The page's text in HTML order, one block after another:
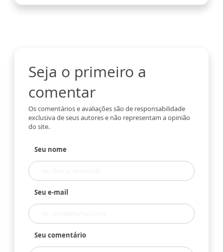
Seja o primeiro a
comentar
Os comentários e avaliações são de responsabilidade
exclusiva de seus autores e não representam a opinião
do site.
Seu nome
Seu e-mail
Seu comentário